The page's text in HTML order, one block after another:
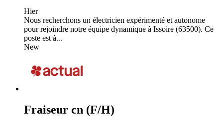
Hier
Nous recherchons un électricien expérimenté et autonome
pour rejoindre notre équipe dynamique à Issoire (63500). Ce
poste est à...
New
Fraiseur cn (F/H)